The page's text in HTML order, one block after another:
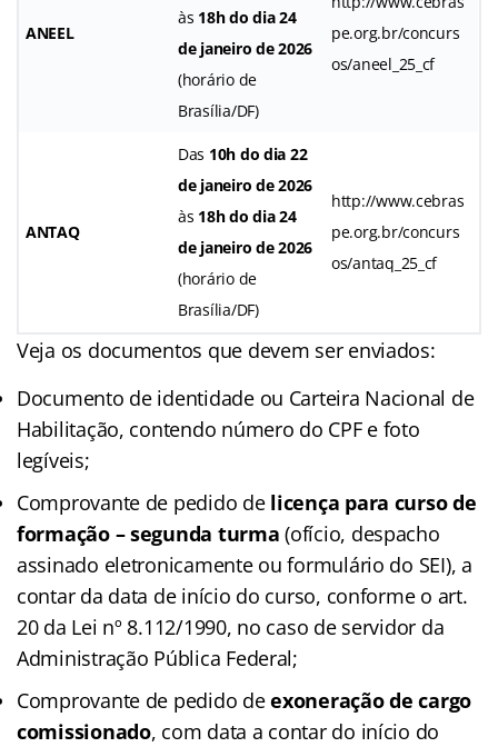
ANEEL
às 18h do dia 24
de janeiro de 2026
(horário de
Brasília/DF)
pe.org.br/concurs
os/aneel_25_cf
ANTAQ
Das 10h do dia 22
de janeiro de 2026
às 18h do dia 24
de janeiro de 2026
(horário de
Brasília/DF)
http://www.cebras
pe.org.br/concurs
os/antaq_25_cf
Veja os documentos que devem ser enviados:
Documento de identidade ou Carteira Nacional de
Habilitação, contendo número do CPF e foto
legíveis;
Comprovante de pedido de licença para curso de
formação – segunda turma (ofício, despacho
assinado eletronicamente ou formulário do SEI), a
contar da data de início do curso, conforme o art.
20 da Lei nº 8.112/1990, no caso de servidor da
Administração Pública Federal;
Comprovante de pedido deexoneração de cargo
comissionado, com data a contar do início do